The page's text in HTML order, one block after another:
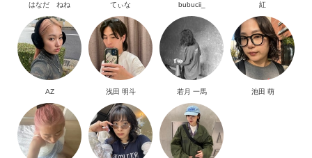
はなだ ねね てぃな bubucii_ 紅
AZ 浅田 明斗 若月 一馬 池田 萌